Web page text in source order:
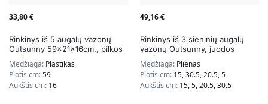
33,80€
Rinkinys iš 5 augalų vazonų
Outsunny 59x21x16cm., pilkos
spalvos
Medžiaga: Plastikas
Plotis cm:59
Aukštis cm: 16
49,16€
Rinkinys iš 3 sieninių augalų
vazonų Outsunny, juodos
spalvos
Medžiaga: Plienas
Plotis cm: 15, 30.5, 20.5, 5
Aukštis cm: 15, 5, 20.5, 30.5